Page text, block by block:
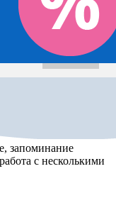
запоминание
с несколькими